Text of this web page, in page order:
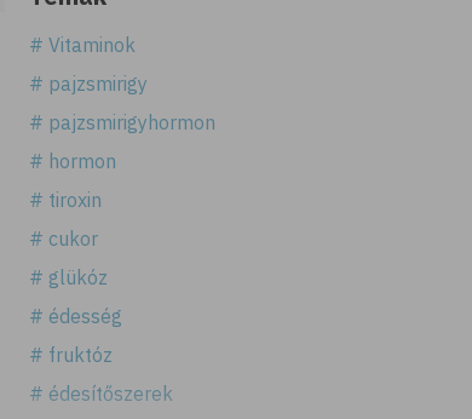
# Vitaminok
# pajzsmirigy
# pajzsmirigyhormon
# hormon
# tiroxin
# cukor
# glükóz
# édesség
# fruktóz
# édesítőszerek